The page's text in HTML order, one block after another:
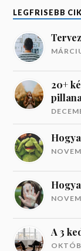
LEGFRISEBB
20+
A 3